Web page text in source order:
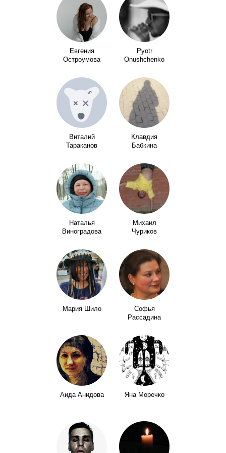
Евгения
Остроумова
Pyotr
Onushchenko
Виталий
Тараканов
Клавдия
Бабкина
Наталья
Виноградова
Михаил
Чуриков
Мария Шило
Софья
Рассадина
Аида Анидова Яна Моречко